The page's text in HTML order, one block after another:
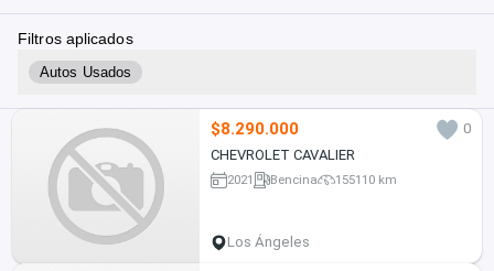
Filtros aplicados
Autos Usados
$8.290.000
0
CHEVROLET CAVALIER
2021 Bencina 155110 km
Los Ángeles